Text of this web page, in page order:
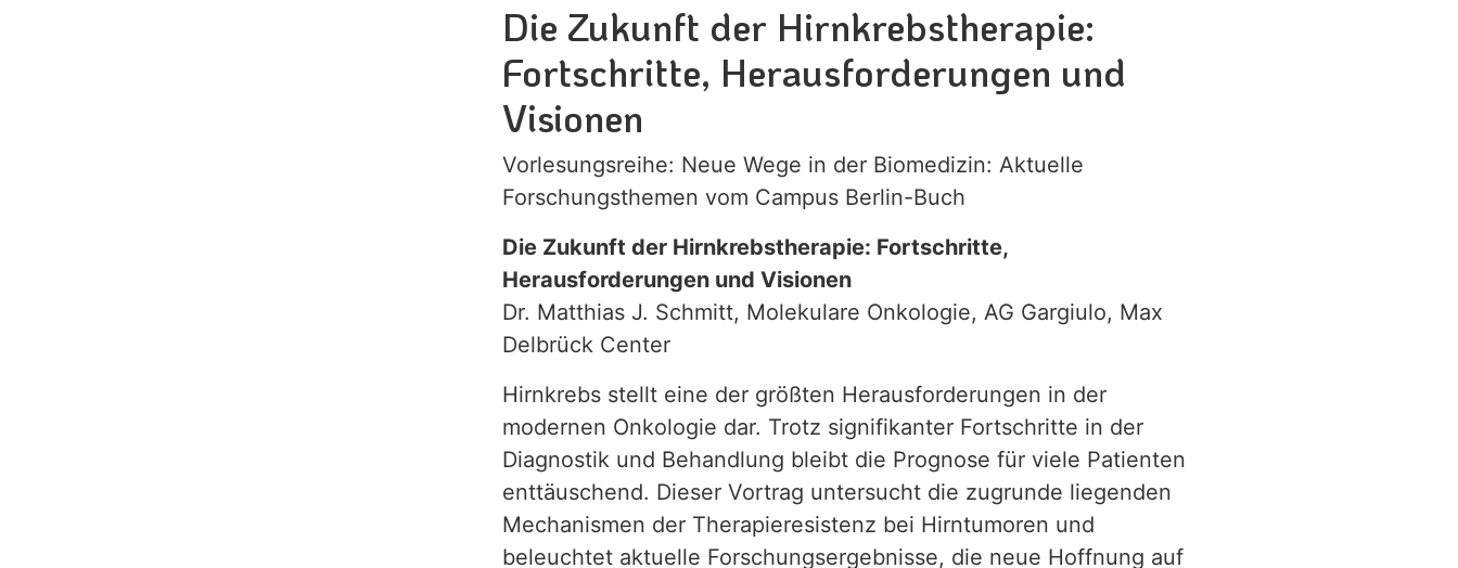
Die Zukunft der Hirnkrebstherapie:
Fortschritte, Herausforderungen und
Visionen
Vorlesungsreihe: Neue Wege in der Biomedizin: Aktuelle
Forschungsthemen vom Campus Berlin-Buch
Die Zukunft der Hirnkrebstherapie: Fortschritte,
Herausforderungen und Visionen
Dr. Matthias J. Schmitt, Molekulare Onkologie, AG Gargiulo, Max
Delbrück Center
Hirnkrebs stellt eine der größten Herausforderungen in der
modernen Onkologie dar. Trotz signifikanter Fortschritte in der
Diagnostik und Behandlung bleibt die Prognose für viele Patienten
enttäuschend. Dieser Vortrag untersucht die zugrunde liegenden
Mechanismen der Therapieresistenz bei Hirntumoren und
beleuchtet aktuelle Forschungsergebnisse, die neue Hoffnung auf